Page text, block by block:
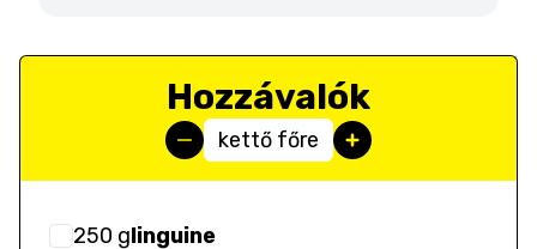
Hozzávalók
kettő főre
250 glinguine